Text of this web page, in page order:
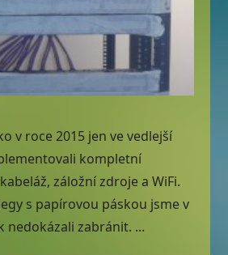
v roce 2015 jen ve vedlejší
kompletní
záložní zdroje a WiFi.
s papírovou páskou jsme v
nedokázali zabránit. ...